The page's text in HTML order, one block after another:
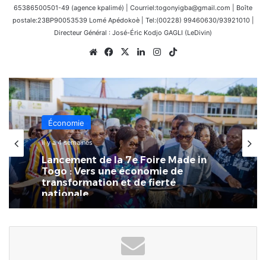
65386500501-49 (agence kpalimé) | Courriel:togonyigba@gmail.com | Boîte
postale:23BP90053539 Lomé Apédokoè | Tel:(00228) 99460630/93921010 |
Directeur Général : José-Éric Kodjo GAGLI (LeDivin)
WebsiteFacebook
X LinkedinInstagram
Économie
il y a 4 semaines
Lancement de la 7e Foire Made in
Togo : Vers une économie de
transformation et de fierté
nationale